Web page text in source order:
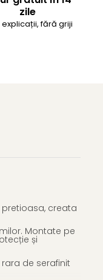
zile
explicații, fără griji
pretioasa, creata
Montate pe
și
de serafinit